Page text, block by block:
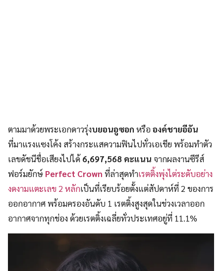
ตามมาด้วยพระเอกดาวรุ่งบยอนอูซอก หรือองค์ชายอีอัน
ที่มาแรงแซงโค้ง สร้างกระแสความฟินไปทั่วเอเชีย พร้อมทำตัว
เลขดัชนีชื่อเสียงไปได้ 6,697,568 คะแนน จากผลงานซีรีส์
ฟอร์มยักษ์ Perfect Crown ที่ล่าสุดทำเรตติ้งพุ่งไต่ระดับอย่าง
งดงามแตะเลข 2 หลักเป็นที่เรียบร้อยตั้งแต่สัปดาห์ที่ 2 ของการ
ออกอากาศ พร้อมครองอันดับ 1 เรตติ้งสูงสุดในช่วงเวลาออก
อากาศจากทุกช่อง ด้วยเรตติ้งเฉลี่ยทั่วประเทศอยู่ที่ 11.1%